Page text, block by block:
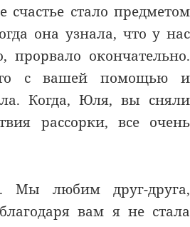
стало предметом
она узнала, что у нас
прорвало окончательно.
с вашей помощью и
Когда, Юля, вы сняли
рассорки, все очень
Мы любим друг-друга,
вам я не стала